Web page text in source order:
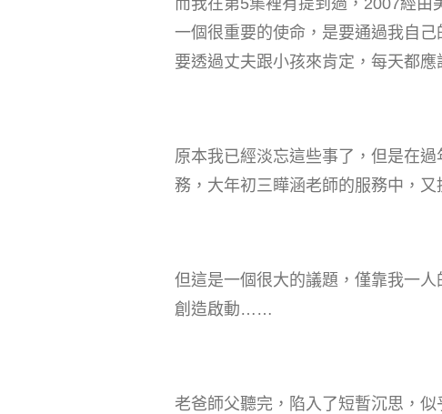
而我在第5集裡有提到過，2007經
一個很重要的使命，是要通過我自
要透過丈夫跟小孩來肯定，每天都
原本我已經淡忘這些事了，但是在
務，大年初三瞱涵老師的服務中，
但這是一個很大的議題，僅靠我一
創造啟動……
老爸師父聽完，陷入了短暫沉思，